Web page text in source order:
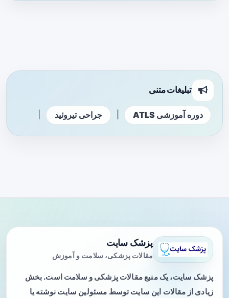
تبلیغات متنی
دوره آموزشی ATLS جراحی تیروئید
پزشک سایت
مقالات پزشکی، سلامت و آموزش
پزشک سایت، یک منبع مقالات پزشکی و سلامت است. بخش
زیادی از مقالات این سایت توسط مسئولین سایت نوشته یا